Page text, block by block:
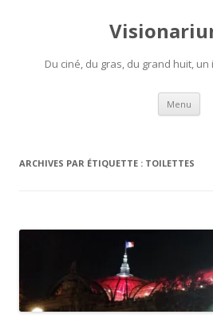
Du ciné, du gras, du grand huit,
Menu
ARCHIVES PAR ÉTIQUETTE : TOILETTES